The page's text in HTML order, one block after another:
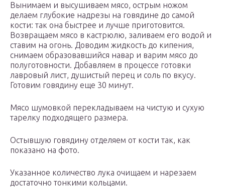
Вынимаем и высушиваем мясо, острым ножом
делаем глубокие надрезы на говядине до самой
кости: так она быстрее и лучше приготовится.
Возвращаем мясо в кастрюлю, заливаем его водой и
ставим на огонь. Доводим жидкость до кипения,
снимаем образовавшийся навар и варим мясо до
полуготовности. Добавляем в процессе готовки
лавровый лист, душистый перец и соль по вкусу.
Готовим говядину еще 30 минут.
Мясо шумовкой перекладываем на чистую и сухую
тарелку подходящего размера.
Остывшую говядину отделяем от кости так, как
показано на фото.
Указанное количество лука очищаем и нарезаем
достаточно тонкими кольцами.